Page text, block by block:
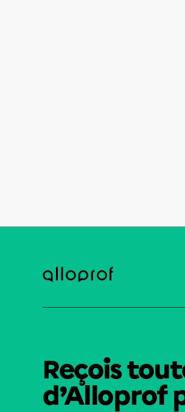
Reçois
d’Alloprof